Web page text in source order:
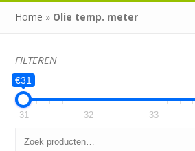
Home » Olie temp. meter
FILTEREN
€31
31 32 33
Zoeken